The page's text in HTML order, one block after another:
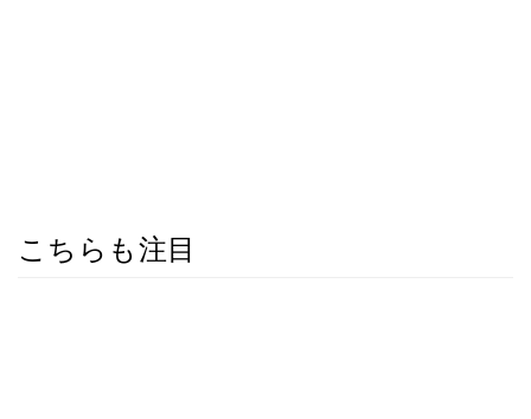
こちらも注目